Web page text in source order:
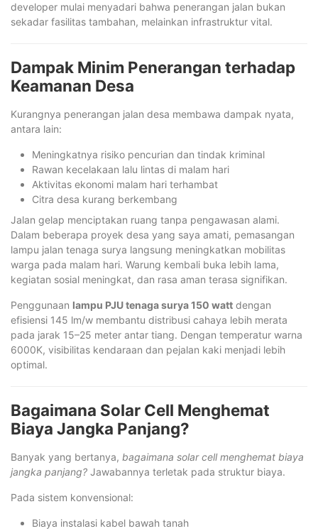
developer mulai menyadari bahwa penerangan jalan bukan
sekadar fasilitas tambahan, melainkan infrastruktur vital.
Dampak Minim Penerangan terhadap
Keamanan Desa
Kurangnya penerangan jalan desa membawa dampak nyata,
antara lain:
Meningkatnya risiko pencurian dan tindak kriminal
Rawan kecelakaan lalu lintas di malam hari
Aktivitas ekonomi malam hari terhambat
Citra desa kurang berkembang
Jalan gelap menciptakan ruang tanpa pengawasan alami.
Dalam beberapa proyek desa yang saya amati, pemasangan
lampu jalan tenaga surya langsung meningkatkan mobilitas
warga pada malam hari. Warung kembali buka lebih lama,
kegiatan sosial meningkat, dan rasa aman terasa signifikan.
Penggunaan lampu PJU tenaga surya 150 watt dengan
efisiensi 145 lm/w membantu distribusi cahaya lebih merata
pada jarak 15–25 meter antar tiang. Dengan temperatur warna
6000K, visibilitas kendaraan dan pejalan kaki menjadi lebih
optimal.
Bagaimana Solar Cell Menghemat
Biaya Jangka Panjang?
Banyak yang bertanya, bagaimana solar cell menghemat biaya
jangka panjang? Jawabannya terletak pada struktur biaya.
Pada sistem konvensional:
Biaya instalasi kabel bawah tanah